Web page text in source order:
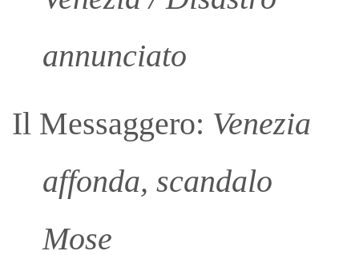
annunciato
Il Messaggero: Venezia
affonda, scandalo
Mose